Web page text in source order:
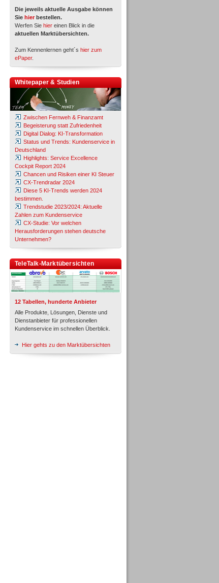
Die jeweils aktuelle Ausgabe können
Sie hier bestellen.
Werfen Sie hier einen Blick in die
aktuellen Marktübersichten.
Zum Kennenlernen geht´s hier zum
ePaper.
Whitepaper & Studien
Zwischen Fernweh & Finanzamt
Begeisterung statt Zufriedenheit
Digital Dialog: KI-Transformation
Status und Trends: Kundenservice in
Deutschland
Highlights: Service Excellence
Cockpit Report 2024
Chancen und Risiken einer KI Steuer
CX-Trendradar 2024
Diese 5 KI-Trends werden 2024
bestimmen.
Trendstudie 2023/2024: Aktuelle
Zahlen zum Kundenservice
CX-Studie: Vor welchen
Herausforderungen stehen deutsche
Unternehmen?
TeleTalk-Marktübersichten
12 Tabellen, hunderte Anbieter
Alle Produkte, Lösungen, Dienste und
Dienstanbieter für professionellen
Kundenservice im schnellen Überblick.
Hier gehts zu den Marktübersichten